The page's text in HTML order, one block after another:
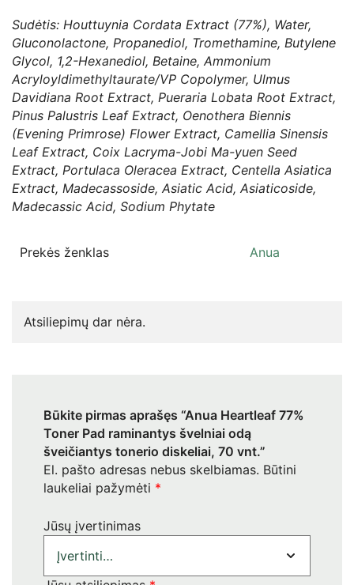
Sudėtis: Houttuynia Cordata Extract (77%), Water,
Gluconolactone, Propanediol, Tromethamine, Butylene
Glycol, 1,2-Hexanediol, Betaine, Ammonium
Acryloyldimethyltaurate/VP Copolymer, Ulmus
Davidiana Root Extract, Pueraria Lobata Root Extract,
Pinus Palustris Leaf Extract, Oenothera Biennis
(Evening Primrose) Flower Extract, Camellia Sinensis
Leaf Extract, Coix Lacryma-Jobi Ma-yuen Seed
Extract, Portulaca Oleracea Extract, Centella Asiatica
Extract, Madecassoside, Asiatic Acid, Asiaticoside,
Madecassic Acid, Sodium Phytate
Prekės ženklas Anua
Atsiliepimų dar nėra.
Būkite pirmas aprašęs “Anua Heartleaf 77%
Toner Pad raminantys švelniai odą
šveičiantys tonerio diskeliai, 70 vnt.”
El. pašto adresas nebus skelbiamas. Būtini
laukeliai pažymėti *
Jūsų įvertinimas